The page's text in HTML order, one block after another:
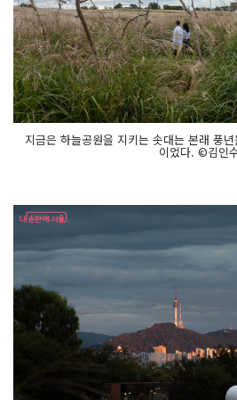
지금은 하늘공원을 지키는 솟대는 본래 풍
이었다. ©김인